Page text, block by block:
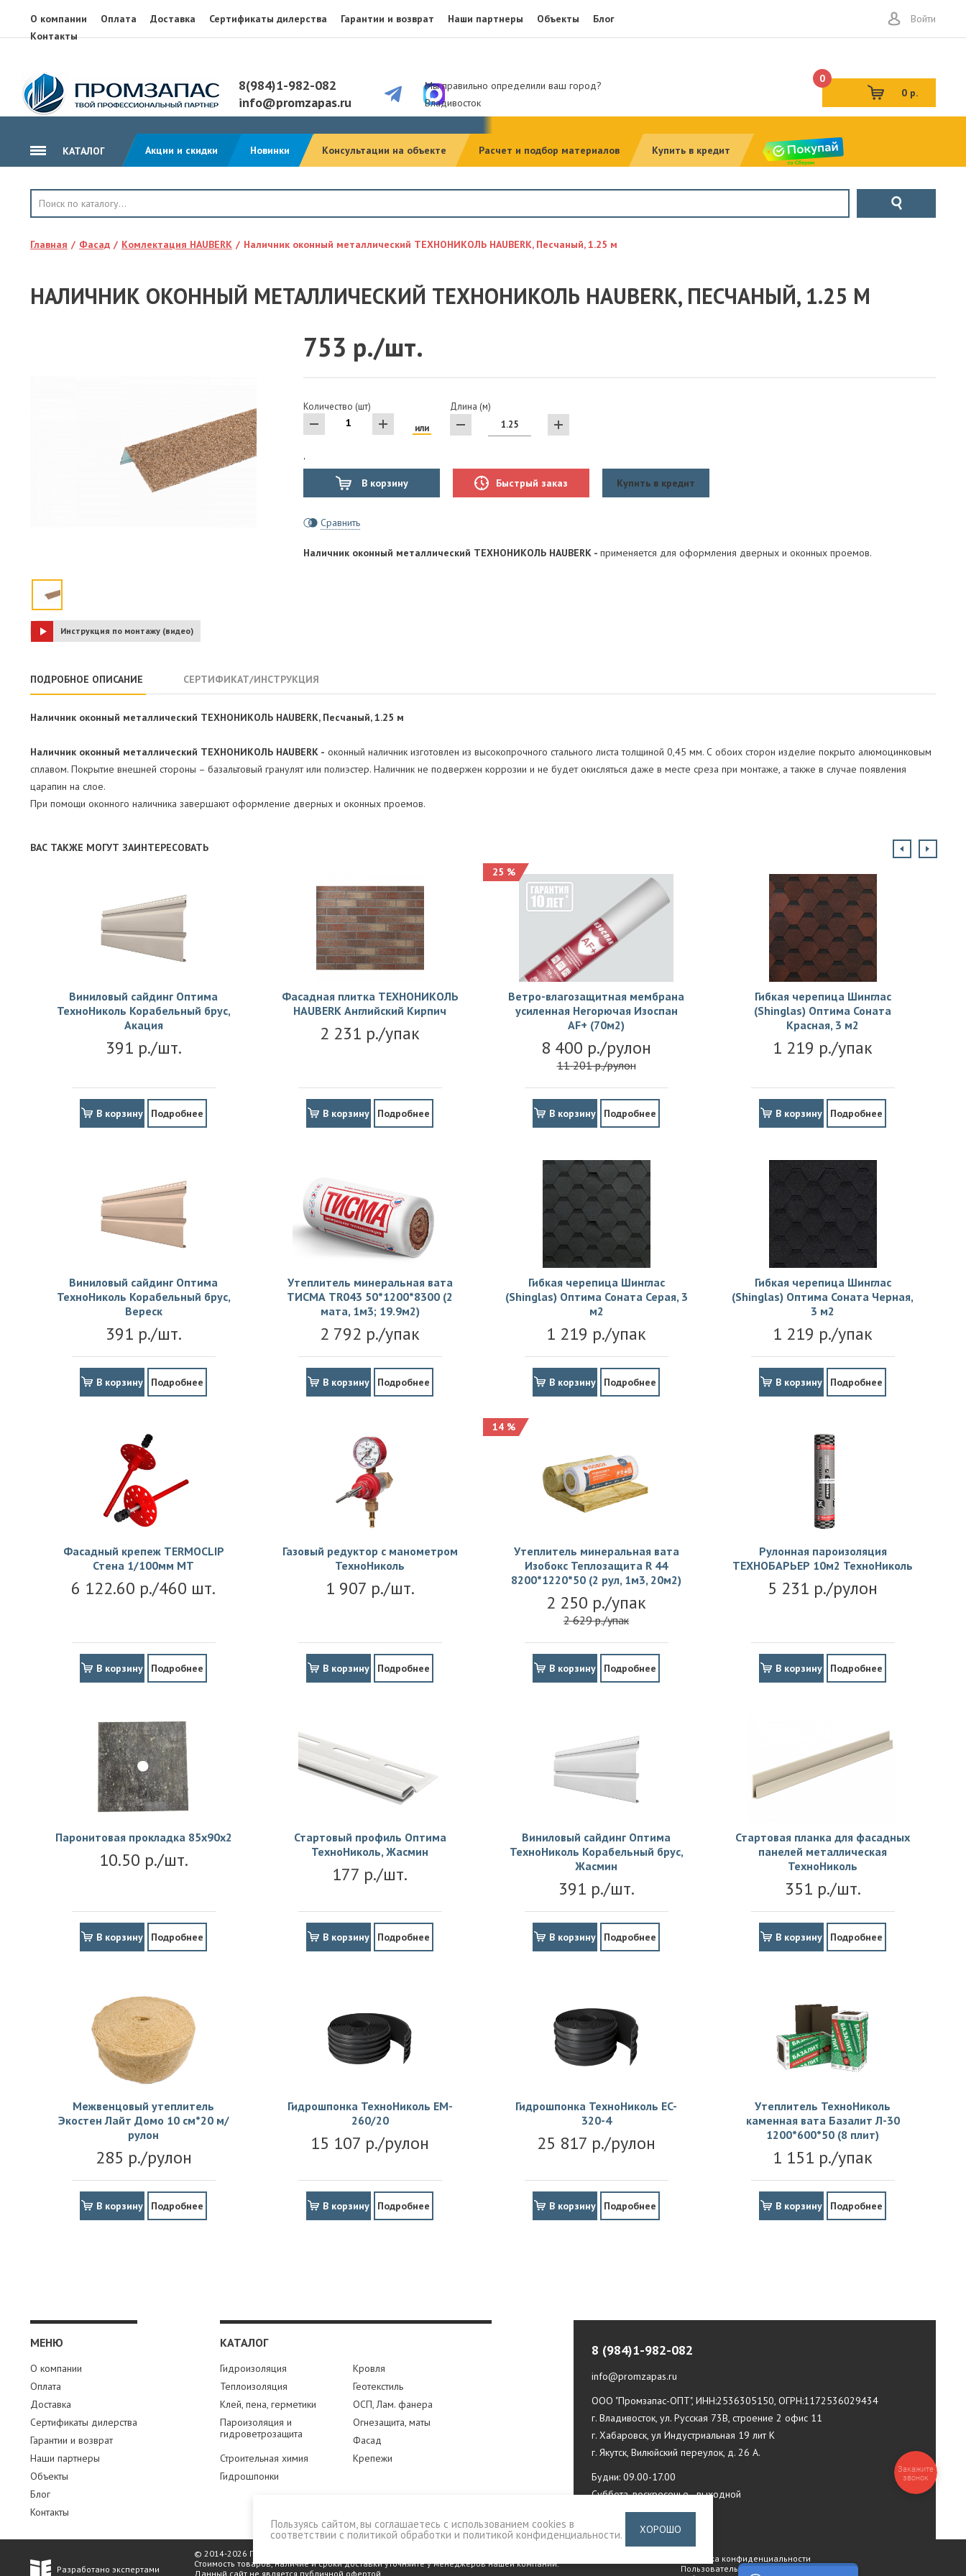
О компании Оплата Доставка Сертификаты дилерства Гарантии и возврат Наши партнеры Объекты
Блог
Контакты
Войти
8(984)1-982-082
info@promzapas.ru
Мы правильно определили ваш город?
Владивосток
0
0 р.
КАТАЛОГ Акции и скидки Новинки Консультации на объекте Расчет и подбор материалов Купить в кредит
ГИДРОИЗОЛЯЦИЯ
ТЕПЛОИЗОЛЯЦИЯ
КЛЕЙ, ПЕНА, ГЕРМЕТИКИ
ГИДРОШПОНКИ
Главная Фасад Комлектация HAUBERK Наличник оконный металлический ТЕХНОНИКОЛЬ HAUBERK, Песчаный, 1.25 м
НАЛИЧНИК ОКОННЫЙ МЕТАЛЛИЧЕСКИЙ ТЕХНОНИКОЛЬ HAUBERK, ПЕСЧАНЫЙ, 1.25 М
Инструкция по монтажу (видео)
753 р./шт.
Количество (шт)
или
Длина (м)
'
В корзину Быстрый заказ Купить в кредит
Сравнить
Наличник оконный металлический ТЕХНОНИКОЛЬ HAUBERK - применяется для оформления дверных и оконных проемов.
ПОДРОБНОЕ ОПИСАНИЕ СЕРТИФИКАТ/ИНСТРУКЦИЯ
Наличник оконный металлический ТЕХНОНИКОЛЬ HAUBERK, Песчаный, 1.25 м
Наличник оконный металлический ТЕХНОНИКОЛЬ HAUBERK - оконный наличник изготовлен из высокопрочного стального листа толщиной 0,45 мм. С обоих сторон изделие покрыто алюмоцинковым
сплавом. Покрытие внешней стороны – базальтовый гранулят или полиэстер. Наличник не подвержен коррозии и не будет окисляться даже в месте среза при монтаже, а также в случае появления
царапин на слое.
При помощи оконного наличника завершают оформление дверных и оконных проемов.
ВАС ТАКЖЕ МОГУТ ЗАИНТЕРЕСОВАТЬ
Виниловый сайдинг Оптима
ТехноНиколь Корабельный брус,
Акация
391 р./шт.
В корзину Подробнее
Фасадная плитка ТЕХНОНИКОЛЬ
HAUBERK Английский Кирпич
2 231 р./упак
В корзину Подробнее
25 %
Ветро-влагозащитная мембрана
усиленная Негорючая Изоспан
АF+ (70м2)
8 400 р./рулон
11 201 р./рулон
В корзину Подробнее
Гибкая черепица Шинглас
(Shinglas) Оптима Соната
Красная, 3 м2
1 219 р./упак
В корзину Подробнее
Виниловый сайдинг Оптима
ТехноНиколь Корабельный брус,
Вереск
391 р./шт.
В корзину Подробнее
Утеплитель минеральная вата
ТИСМА TR043 50*1200*8300 (2
мата, 1м3; 19.9м2)
2 792 р./упак
В корзину Подробнее
Гибкая черепица Шинглас
(Shinglas) Оптима Соната Серая, 3
м2
1 219 р./упак
В корзину Подробнее
Гибкая черепица Шинглас
(Shinglas) Оптима Соната Черная,
3 м2
1 219 р./упак
В корзину Подробнее
Фасадный крепеж TERMOCLIP
Стена 1/100мм MT
6 122.60 р./460 шт.
В корзину Подробнее
Газовый редуктор с манометром
ТехноНиколь
1 907 р./шт.
В корзину Подробнее
14 %
Утеплитель минеральная вата
Изобокс Теплозащита R 44
8200*1220*50 (2 рул, 1м3, 20м2)
2 250 р./упак
2 629 р./упак
В корзину Подробнее
Рулонная пароизоляция
ТЕХНОБАРЬЕР 10м2 ТехноНиколь
5 231 р./рулон
В корзину Подробнее
Паронитовая прокладка 85x90x2
10.50 р./шт.
В корзину Подробнее
Стартовый профиль Оптима
ТехноНиколь, Жасмин
177 р./шт.
В корзину Подробнее
Виниловый сайдинг Оптима
ТехноНиколь Корабельный брус,
Жасмин
391 р./шт.
В корзину Подробнее
Стартовая планка для фасадных
панелей металлическая
ТехноНиколь
351 р./шт.
В корзину Подробнее
Межвенцовый утеплитель
Экостен Лайт Домо 10 см*20 м/
рулон
285 р./рулон
В корзину Подробнее
Гидрошпонка ТехноНиколь EM-
260/20
15 107 р./рулон
В корзину Подробнее
Гидрошпонка ТехноНиколь EC-
320-4
25 817 р./рулон
В корзину Подробнее
Утеплитель ТехноНиколь
каменная вата Базалит Л-30
1200*600*50 (8 плит)
1 151 р./упак
В корзину Подробнее
МЕНЮ
О компании
Оплата
Доставка
Сертификаты дилерства
Гарантии и возврат
Наши партнеры
Объекты
Блог
Контакты
КАТАЛОГ
Гидроизоляция
Кровля
Теплоизоляция
Геотекстиль
Клей, пена, герметики
ОСП, Лам. фанера
Пароизоляция и
гидроветрозащита
Огнезащита, маты
Фасад
Строительная химия
Крепежи
Гидрошпонки
8 (984)1-982-082
info@promzapas.ru
ООО "Промзапас-ОПТ", ИНН:2536305150, ОГРН:1172536029434
г. Владивосток, ул. Русская 73В, строение 2 офис 11
г. Хабаровск, ул Индустриальная 19 лит К
г. Якутск, Вилюйский переулок, д. 26 А.
Будни: 09.00-17.00
Суббота, воскресенье - выходной
Разработано экспертами
© 2014-2026 ПромЗапас
Стоимость товаров, наличие и сроки доставки уточняйте у менеджеров нашей компании.
Данный сайт не является публичной офертой
Политика конфиденциальности
Пользовательское соглашение
Пользуясь сайтом, вы соглашаетесь с использованием cookies в
соответствии с политикой обработки и политикой конфиденциальности. ХОРОШО
Закажите
звонок